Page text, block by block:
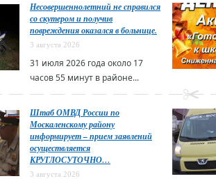
Несовершеннолетний не справился
со скутером и получив
повреждения оказался в больнице.
3 августа 2026
31 июля 2026 года около 17
часов 55 минут в районе...
Штаб ОМВД России по
Москаленскому району
информирует – прием заявлений
осуществляется
КРУГЛОСУТОЧНО…
3 августа 2026